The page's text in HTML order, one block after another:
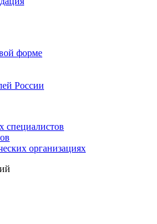
форме
России
специалистов
организациях